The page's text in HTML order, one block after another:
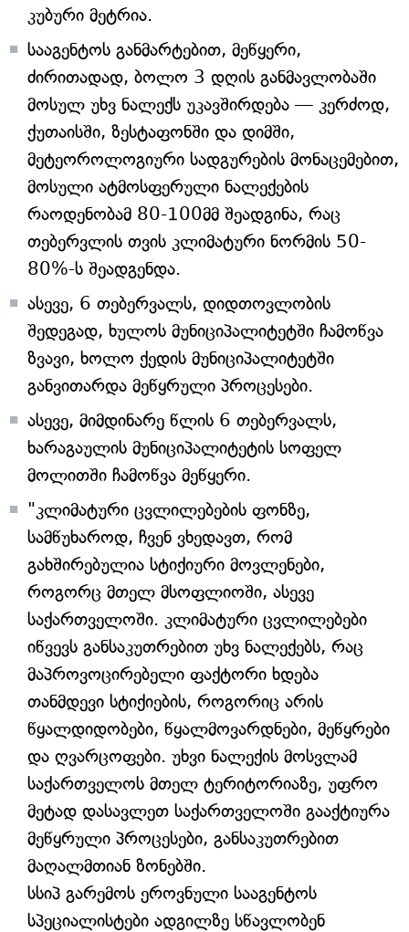
კუბური მეტრია.
სააგენტოს განმარტებით, მეწყერი,
ძირითადად, ბოლო 3 დღის განმავლობაში
მოსულ უხვ ნალექს უკავშირდება — კერძოდ,
ქუთაისში, ზესტაფონში და დიმში,
მეტეოროლოგიური სადგურების მონაცემებით,
მოსული ატმოსფერული ნალექების
რაოდენობამ 80-100მმ შეადგინა, რაც
თებერვლის თვის კლიმატური ნორმის 50-
80%-ს შეადგენდა.
ასევე, 6 თებერვალს, დიდთოვლობის
შედეგად, ხულოს მუნიციპალიტეტში ჩამოწვა
ზვავი, ხოლო ქედის მუნიციპალიტეტში
განვითარდა მეწყრული პროცესები.
ასევე, მიმდინარე წლის 6 თებერვალს,
ხარაგაულის მუნიციპალიტეტის სოფელ
მოლითში ჩამოწვა მეწყერი.
"კლიმატური ცვლილებების ფონზე,
სამწუხაროდ, ჩვენ ვხედავთ, რომ
გახშირებულია სტიქიური მოვლენები,
როგორც მთელ მსოფლიოში, ასევე
საქართველოში. კლიმატური ცვლილებები
იწვევს განსაკუთრებით უხვ ნალექებს, რაც
მაპროვოცირებელი ფაქტორი ხდება
თანმდევი სტიქიების, როგორიც არის
წყალდიდობები, წყალმოვარდნები, მეწყრები
და ღვარცოფები. უხვი ნალექის მოსვლამ
საქართველოს მთელ ტერიტორიაზე, უფრო
მეტად დასავლეთ საქართველოში გააქტიურა
მეწყრული პროცესები, განსაკუთრებით
მაღალმთიან ზონებში.
სსიპ გარემოს ეროვნული სააგენტოს
სპეციალისტები ადგილზე სწავლობენ